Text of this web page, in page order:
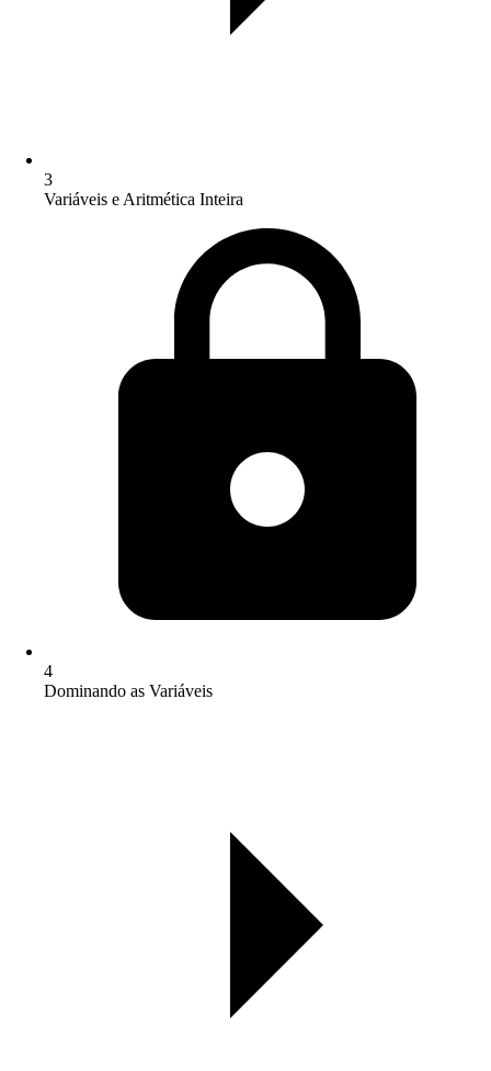
3
Variáveis e Aritmética Inteira
4
Dominando as Variáveis